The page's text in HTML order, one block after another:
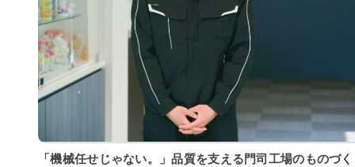
「機械任せじゃない。」品質を支える門司工場のものづく